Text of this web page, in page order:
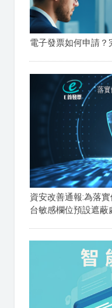
電子發票如何申請
資安改善通報:為落
台敏感欄位預設遮蔽